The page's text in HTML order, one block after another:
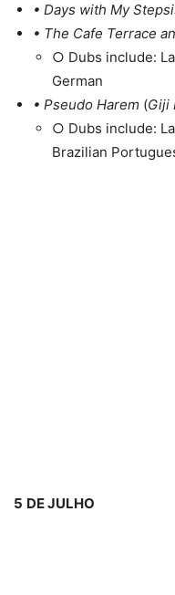
• Days with My
• The Cafe Terrace
○ Dubs include:
German
• Pseudo Harem (Giji
○ Dubs include:
Brazilian
5 DE JULHO